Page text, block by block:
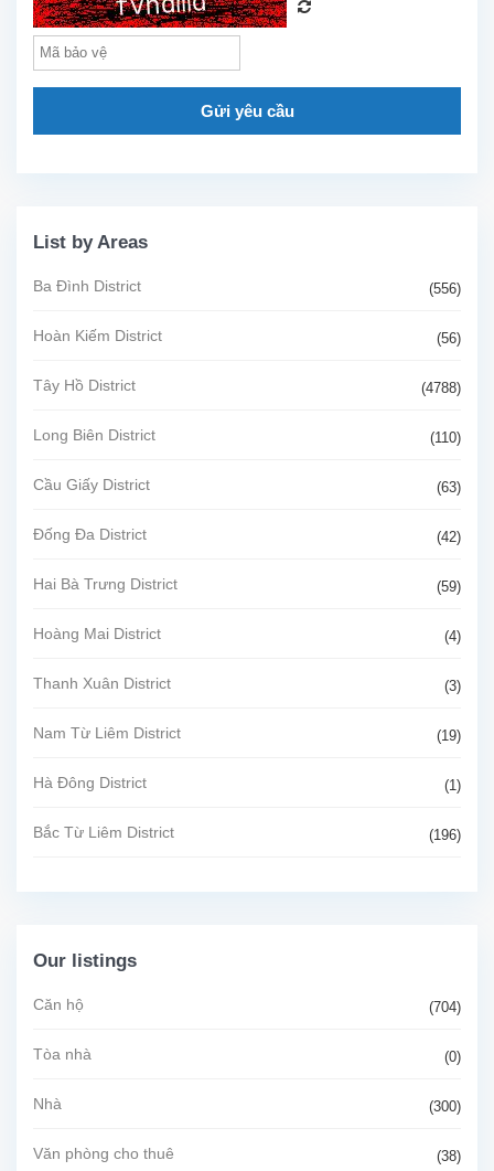
Gửi yêu cầu
List by Areas
Ba Đình District (556)
Hoàn Kiếm District (56)
Tây Hồ District (4788)
Long Biên District (110)
Cầu Giấy District (63)
Đống Đa District (42)
Hai Bà Trưng District (59)
Hoàng Mai District (4)
Thanh Xuân District (3)
Nam Từ Liêm District (19)
Hà Đông District (1)
Bắc Từ Liêm District (196)
Our listings
Căn hộ (704)
Tòa nhà (0)
Nhà (300)
Văn phòng cho thuê (38)